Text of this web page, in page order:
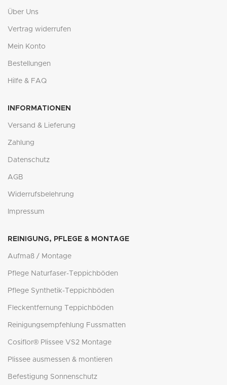
Über Uns
Vertrag widerrufen
Mein Konto
Bestellungen
Hilfe & FAQ
INFORMATIONEN
Versand & Lieferung
Zahlung
Datenschutz
AGB
Widerrufsbelehrung
Impressum
REINIGUNG, PFLEGE & MONTAGE
Aufmaß / Montage
Pflege Naturfaser-Teppichböden
Pflege Synthetik-Teppichböden
Fleckentfernung Teppichböden
Reinigungsempfehlung Fussmatten
Cosiflor® Plissee VS2 Montage
Plissee ausmessen & montieren
Befestigung Sonnenschutz